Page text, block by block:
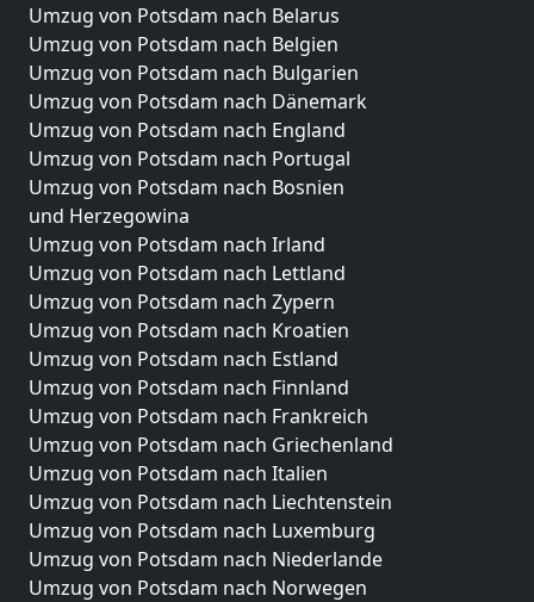
Umzug von Potsdam nach Belarus
Umzug von Potsdam nach Belgien
Umzug von Potsdam nach Bulgarien
Umzug von Potsdam nach Dänemark
Umzug von Potsdam nach England
Umzug von Potsdam nach Portugal
Umzug von Potsdam nach Bosnien
und Herzegowina
Umzug von Potsdam nach Irland
Umzug von Potsdam nach Lettland
Umzug von Potsdam nach Zypern
Umzug von Potsdam nach Kroatien
Umzug von Potsdam nach Estland
Umzug von Potsdam nach Finnland
Umzug von Potsdam nach Frankreich
Umzug von Potsdam nach Griechenland
Umzug von Potsdam nach Italien
Umzug von Potsdam nach Liechtenstein
Umzug von Potsdam nach Luxemburg
Umzug von Potsdam nach Niederlande
Umzug von Potsdam nach Norwegen